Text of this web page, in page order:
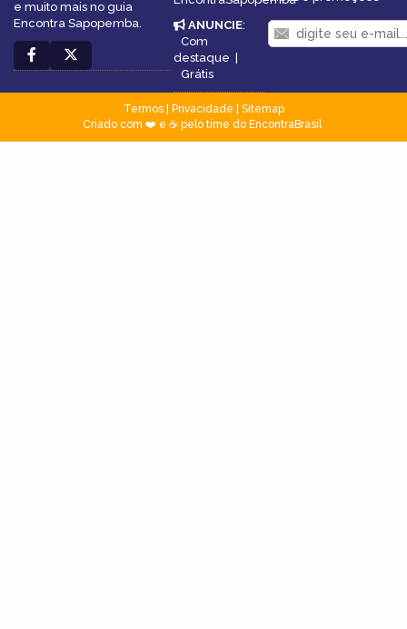
e muito mais no guia
Encontra Sapopemba.
ANUNCIE:
Com
destaque |
Grátis
Termos| Privacidade
Sitemap
Criado com ❤️ e ☕ pelo time do EncontraBrasil